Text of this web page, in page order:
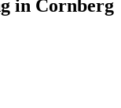
in Cornberg